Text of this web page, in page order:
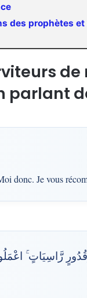
des prophètes
parlant
donc. Je vous
رَّاسِيَاتٍ